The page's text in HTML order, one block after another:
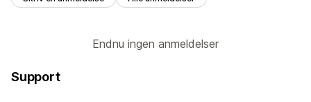
Endnu ingen anmeldelser
Support